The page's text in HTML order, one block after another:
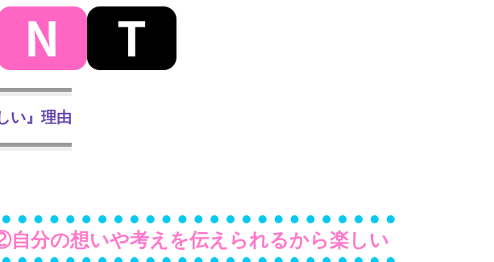
N T
い』理由
分の想いや考えを伝えられるから楽しい